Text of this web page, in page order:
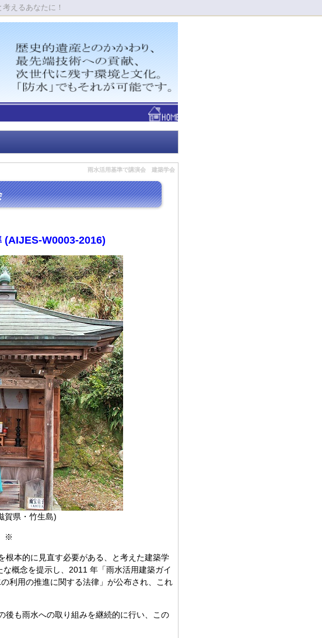
えるあなたに！
雨水活用基準で講演会 建築学会
(AIJES-W0003-2016)
賀県・竹生島)
※
根本的に見直す必要がある、と考えた建築学
概念を提示し、2011 年「雨水活用建築ガイ
利用の推進に関する法律」が公布され、これ
後も雨水への取り組みを継続的に行い、この